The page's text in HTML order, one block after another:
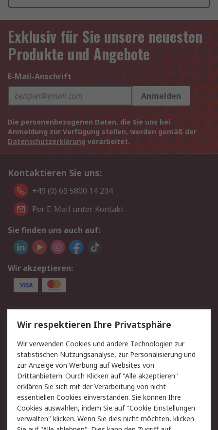
Exklusiv für Sie unsere neuesten
Produkte und Angebote
E-Mail-Anschrift
Anmelden
Die personenbezogenen Daten, die Sie uns bei
Anmeldung zur Verfügung stellen, werden gemäß der
Datenschutzerklärung verarbeitet.
Kontaktieren Sie uns:
+49 (0) 69 5800 14 234
Per E-Mail unter Kontakt
Sie finden uns auch auf:
Wir akzeptieren:
Service
Value Added Services
Lieferlösungen
Rücksendungen
Kontakt
Hilfe
Privatkunden
Rechtliches
AGB
Datenschutz
Cookie-Richtlinie
Zahlungsbedingungen
Wir respektieren Ihre Privatsphäre
Wir verwenden Cookies und andere Technologien zur
statistischen Nutzungsanalyse, zur Personalisierung und
zur Anzeige von Werbung auf Websites von
Drittanbietern. Durch Klicken auf "Alle akzeptieren"
erklären Sie sich mit der Verarbeitung von nicht-
essentiellen Cookies einverstanden. Sie können Ihre
Cookies auswählen, indem Sie auf "Cookie Einstellungen
verwalten" klicken. Wenn Sie dies nicht möchten, klicken